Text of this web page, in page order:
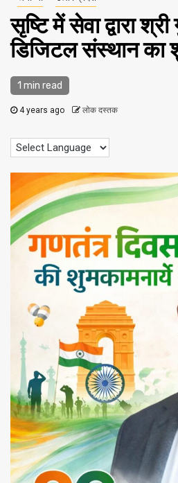
सृष्टि में सेवा द्वारा
डिजिटल संस्थान का
1 min read
4 years ago लोक दस्तक